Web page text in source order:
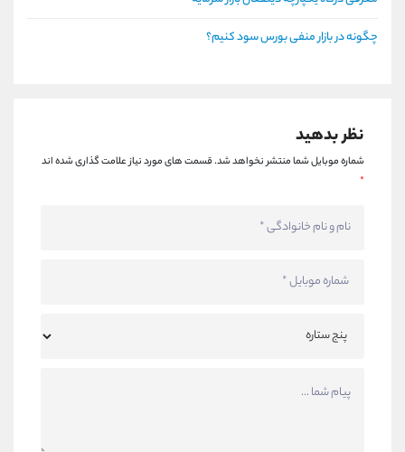
چگونه در بازار منفی بورس سود کنیم؟
نظر بدهید
شماره موبایل شما منتشر نخواهد شد.قسمت های مورد نیاز علامت گذاری شده اند
*